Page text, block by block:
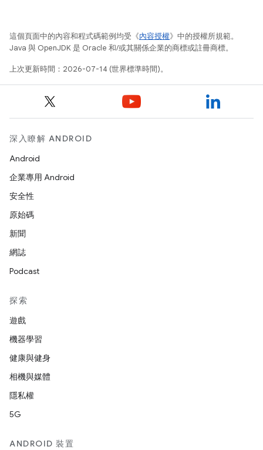
這個頁面中的內容和程式碼範例均受《內容授權》中的授權所規範。
Java 與 OpenJDK 是 Oracle 和/或其關係企業的商標或註冊商標。
上次更新時間：2026-07-14 (世界標準時間)。
深入瞭解 ANDROID
Android
企業專用 Android
安全性
原始碼
新聞
網誌
Podcast
探索
遊戲
機器學習
健康與健身
相機與媒體
隱私權
5G
ANDROID 裝置